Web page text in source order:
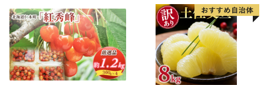
笛吹市 山梨県 フルーツ 果物
ぶどう 葡萄 大粒 シャインマ
スカット おすすめ シャイン
マスカット 贈答 ギフト 産地
笛吹市 シャインマスカット
笛吹 葡萄 国産 ぶどう 人気
国産 1.2kg 先行｜